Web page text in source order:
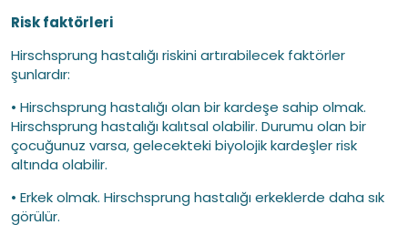
Risk faktörleri
Hirschsprung hastalığı riskini artırabilecek faktörler
şunlardır:
• Hirschsprung hastalığı olan bir kardeşe sahip olmak.
Hirschsprung hastalığı kalıtsal olabilir. Durumu olan bir
çocuğunuz varsa, gelecekteki biyolojik kardeşler risk
altında olabilir.
• Erkek olmak. Hirschsprung hastalığı erkeklerde daha sık
görülür.